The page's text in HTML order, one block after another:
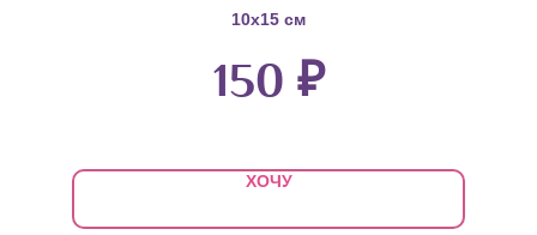
10х15 см
150 ₽
ХОЧУ